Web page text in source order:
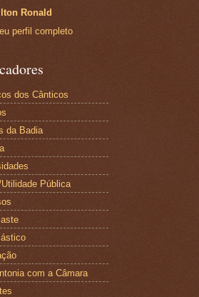
Ronald
perfil completo
dos Cânticos
da Badia
Pública
com a Câmara